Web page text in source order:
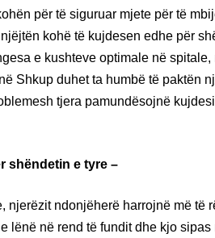
për të siguruar mjete për të
kohë të kujdesen edhe për
e kushteve optimale në
Shkup duhet ta humbë të paktën
tjera pamundësojnë
shëndetin e tyre –
njerëzit ndonjëherë harrojnë më të
lënë në rend të fundit dhe kjo